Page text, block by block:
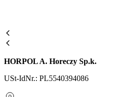
HORPOL A. Horeczy Sp.k.
USt-IdNr.: PL5540394086